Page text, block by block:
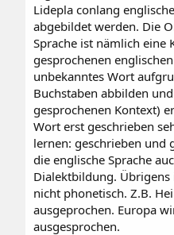
Lidepla conlang
abgebildet werden. Die
Sprache ist nämlich eine
gesprochenen
unbekanntes Wort
Buchstaben abbilden
gesprochenen Kontext)
Wort erst geschrieben
lernen: geschrieben und
die englische Sprache
Dialektbildung. Übrigens
nicht phonetisch. Z.B.
ausgeprochen. Europa
ausgesprochen.